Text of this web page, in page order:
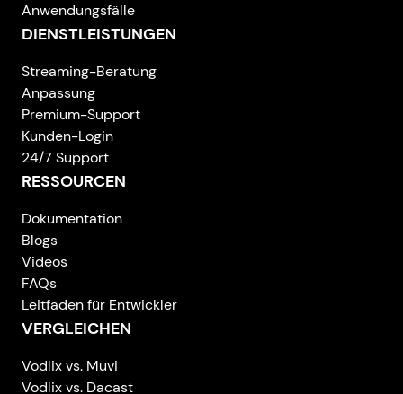
Anwendungsfälle
DIENSTLEISTUNGEN
Streaming-Beratung
Anpassung
Premium-Support
Kunden-Login
24/7 Support
RESSOURCEN
Dokumentation
Blogs
Videos
FAQs
Leitfaden für Entwickler
VERGLEICHEN
Vodlix vs. Muvi
Vodlix vs. Dacast